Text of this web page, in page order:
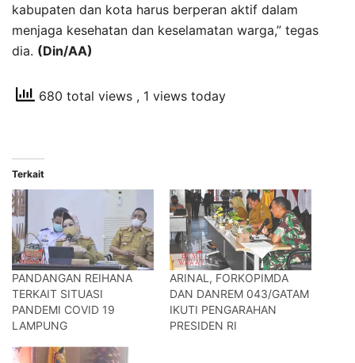
kabupaten dan kota harus berperan aktif dalam
menjaga kesehatan dan keselamatan warga,” tegas
dia. (Din/AA)
680 total views , 1 views today
Terkait
PANDANGAN REIHANA
TERKAIT SITUASI
PANDEMI COVID 19
LAMPUNG
ARINAL, FORKOPIMDA
DAN DANREM 043/GATAM
IKUTI PENGARAHAN
PRESIDEN RI